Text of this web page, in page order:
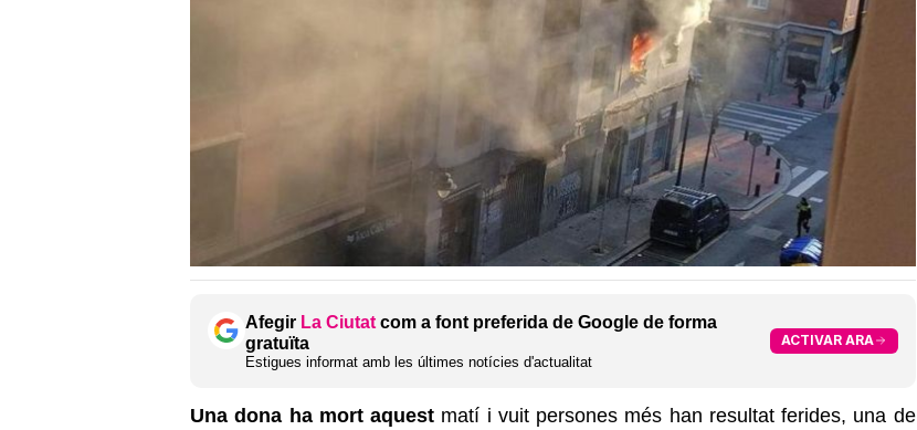
Afegir La Ciutat com a font preferida de Google de forma
gratuïta
Estigues informat amb les últimes notícies d'actualitat
ACTIVAR ARA
Una dona ha mort aquest matí i vuit persones més han resultat ferides, una de